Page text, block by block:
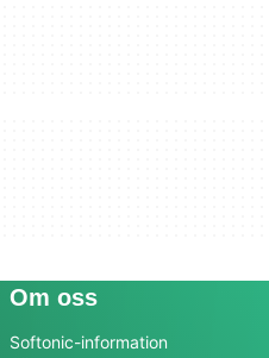
Om oss
Softonic-information